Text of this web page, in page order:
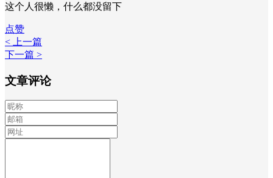
这个人很懒，什么都没留下
点赞
< 上一篇
下一篇 >
文章评论